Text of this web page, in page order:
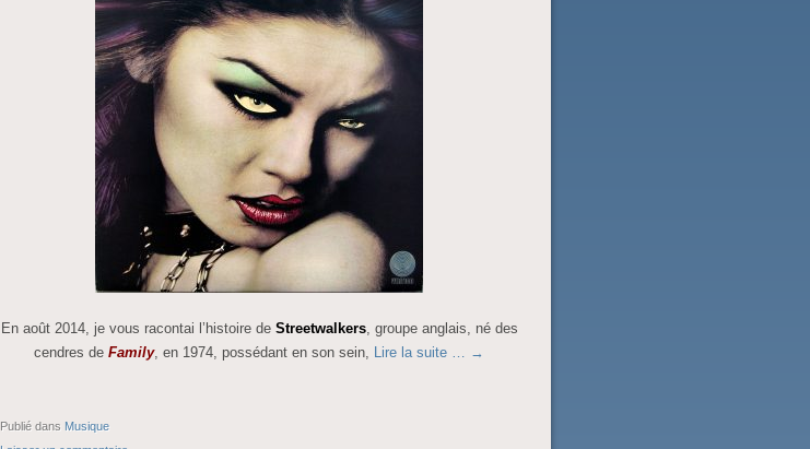
En août 2014, je vous racontai l’histoire de Streetwalkers, groupe anglais, né des
cendres de Family, en 1974, possédant en son sein, Lire la suite … →
Publié dans Musique